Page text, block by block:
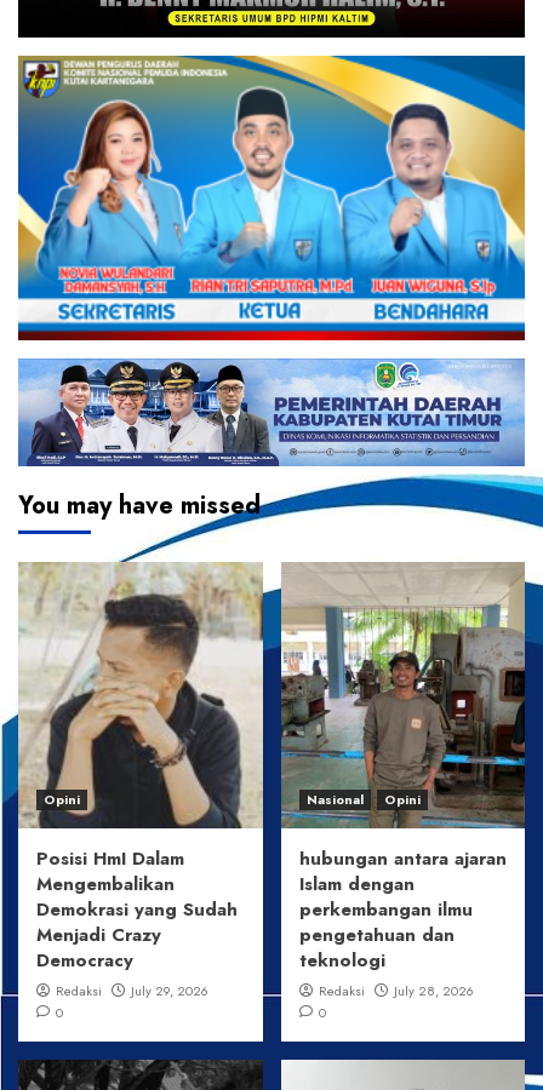
You may have missed
Opini
Posisi HmI Dalam
Mengembalikan
Demokrasi yang Sudah
Menjadi Crazy
Democracy
Redaksi
July 29, 2026
0
Nasional Opini
hubungan antara ajaran
Islam dengan
perkembangan ilmu
pengetahuan dan
teknologi
Redaksi
July 28, 2026
0